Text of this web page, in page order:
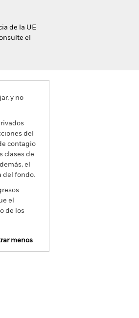
de la UE
el
y no
del
contagio
clases de
el
del fondo.
el
de los
menos